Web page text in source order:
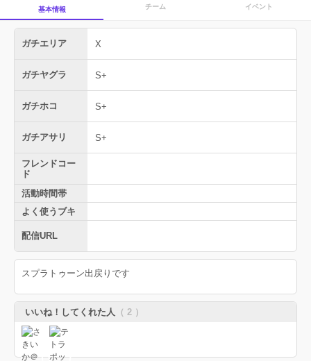
基本情報 チーム イベント
ガチエリア X
ガチヤグラ S+
ガチホコ S+
ガチアサリ S+
フレンドコー
ド
活動時間帯
よく使うブキ
配信URL
スプラトゥーン出戻りです
いいね！してくれた人 （ 2 ）